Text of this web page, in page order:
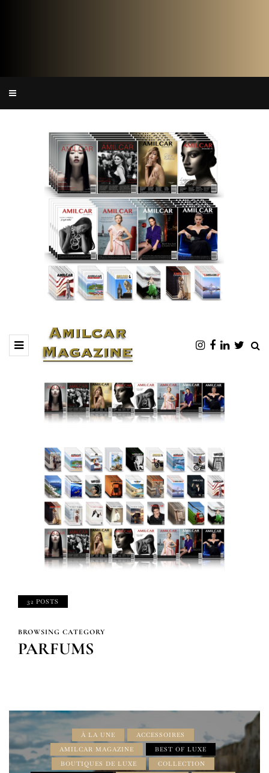
32 POSTS
BROWSING CATEGORY
PARFUMS
À LA UNE
ACCESSOIRES
AMILCAR MAGAZINE
BEST OF LUXE
BOUTIQUES DE LUXE
COLLECTION